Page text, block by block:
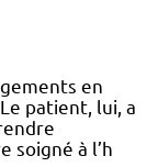
en
patient, lui, a
soigné à l’h